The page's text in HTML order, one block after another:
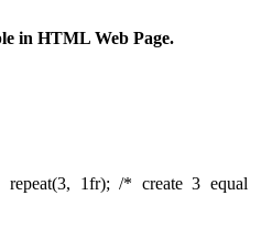
in HTML Web Page.
1fr); /* create 3 equal